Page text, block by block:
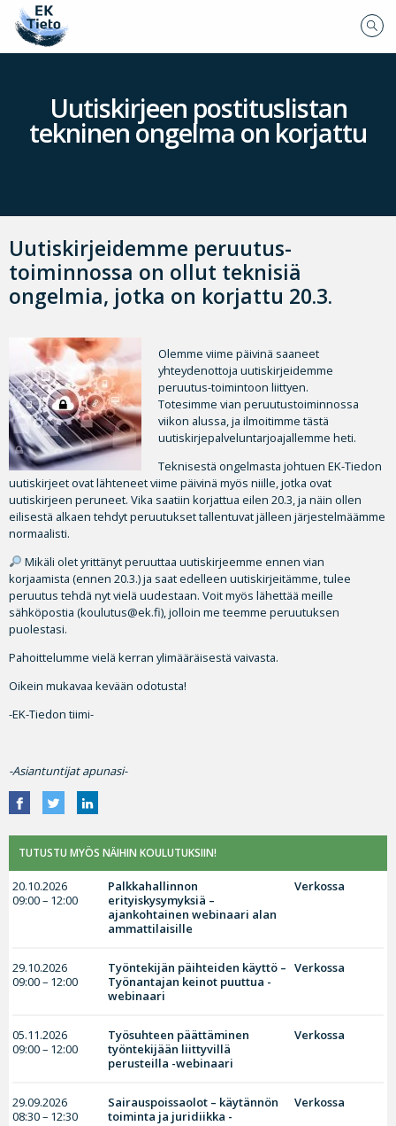
Uutiskirjeen postituslistan
tekninen ongelma on korjattu
Uutiskirjeidemme peruutus-
toiminnossa on ollut teknisiä
ongelmia, jotka on korjattu 20.3.
Olemme viime päivinä saaneet
yhteydenottoja uutiskirjeidemme
peruutus-toimintoon liittyen.
Totesimme vian peruutustoiminnossa
viikon alussa, ja ilmoitimme tästä
uutiskirjepalveluntarjoajallemme heti.
Teknisestä ongelmasta johtuen EK-Tiedon
uutiskirjeet ovat lähteneet viime päivinä myös niille, jotka ovat
uutiskirjeen peruneet. Vika saatiin korjattua eilen 20.3, ja näin ollen
eilisestä alkaen tehdyt peruutukset tallentuvat jälleen järjestelmäämme
normaalisti.
Mikäli olet yrittänyt peruuttaa uutiskirjeemme ennen vian
korjaamista (ennen 20.3.) ja saat edelleen uutiskirjeitämme, tulee
peruutus tehdä nyt vielä uudestaan. Voit myös lähettää meille
sähköpostia (koulutus@ek.fi), jolloin me teemme peruutuksen
puolestasi.
Pahoittelumme vielä kerran ylimääräisestä vaivasta.
Oikein mukavaa kevään odotusta!
-EK-Tiedon tiimi-
-Asiantuntijat apunasi-
TUTUSTU MYÖS NÄIHIN KOULUTUKSIIN!
20.10.2026
09:00 – 12:00
Palkkahallinnon
erityiskysymyksiä –
ajankohtainen webinaari alan
ammattilaisille
Verkossa
29.10.2026
09:00 – 12:00
Työntekijän päihteiden käyttö –
Työnantajan keinot puuttua -
webinaari
Verkossa
05.11.2026
09:00 – 12:00
Työsuhteen päättäminen
työntekijään liittyvillä
perusteilla -webinaari
Verkossa
29.09.2026
08:30 – 12:30
Sairauspoissaolot – käytännön
toiminta ja juridiikka -
Verkossa